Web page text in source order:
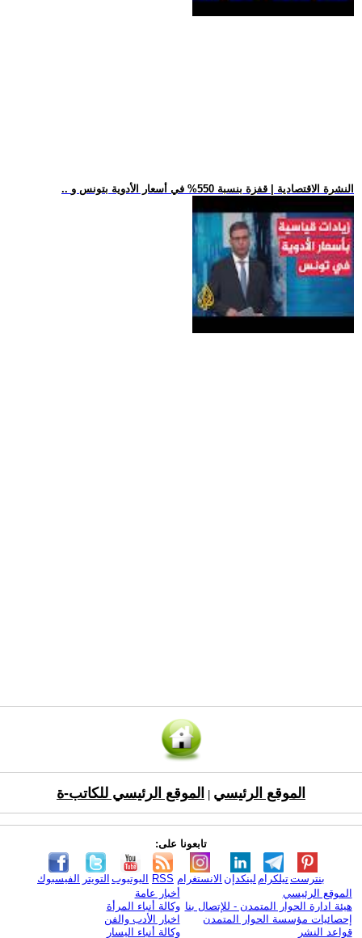
.. النشرة الاقتصادية | قفزة بنسبة 550% في أسعار الأدوية بتونس و
الموقع الرئيسي الموقع الرئيسي للكاتب-ة
تابعونا على:
الفيسبوك التويتر اليوتيوب RSS الانستغرام لينكدإن تيلكرامبنترست
الموقع الرئيسي
هيئة ادارة الحوار المتمدن - للإتصال بنا
إحصائيات مؤسسة الحوار المتمدن
قواعد النشر
أخبار عامة
وكالة أنباء المرأة
اخبار الأدب والفن
وكالة أنباء اليسار